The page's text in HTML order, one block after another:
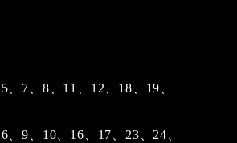
7、8、11、12、18、19、
9、10、16、17、23、24、